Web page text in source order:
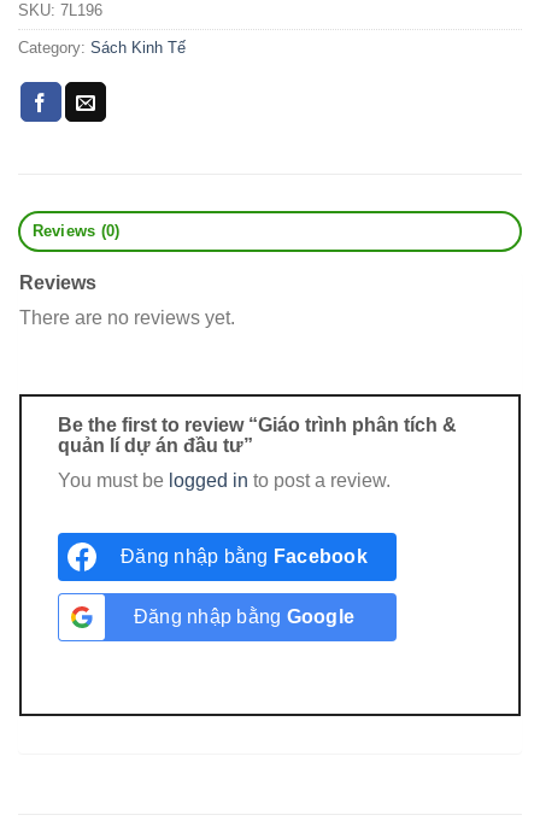
SKU: 7L196
Category: Sách Kinh Tế
Reviews (0)
Reviews
There are no reviews yet.
Be the first to review “Giáo trình phân tích &
quản lí dự án đầu tư”
You must be logged in to post a review.
Đăng nhập bằng Facebook
Đăng nhập bằng Google